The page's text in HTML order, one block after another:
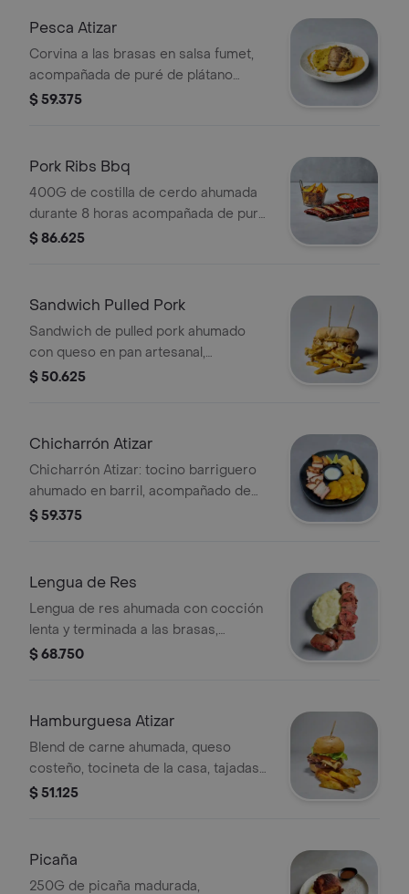
Pesca Atizar
Corvina a las brasas en salsa fumet,
acompañada de puré de plátano
maduro.
$ 59.375
Pork Ribs Bbq
400G de costilla de cerdo ahumada
durante 8 horas acompañada de puré
de papa.
$ 86.625
Sandwich Pulled Pork
Sandwich de pulled pork ahumado
con queso en pan artesanal,
acompañado de papas fritas.
$ 50.625
Chicharrón Atizar
Chicharrón Atizar: tocino barriguero
ahumado en barril, acompañado de
patacón, yuca frita y suero.
$ 59.375
Lengua de Res
Lengua de res ahumada con cocción
lenta y terminada a las brasas,
acompañada de puré de papa.
$ 68.750
Hamburguesa Atizar
Blend de carne ahumada, queso
costeño, tocineta de la casa, tajadas
de maduro y vegetales frescos en
$ 51.125
Picaña
250G de picaña madurada,